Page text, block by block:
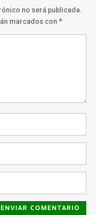
no será publicada.
marcados con*
ENVIAR COMENTARIO